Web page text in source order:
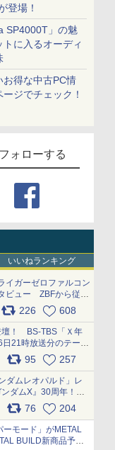
登場！
SP4000T」の魅
トに入るオーディ
お得な中古PC情
ジでチェック！
ォローする
いいねランキング
イガーゼロファルコン
ビュー ZBFから従来
リューム満点のキッ
226 608
壇！ BS-TBS「Ｘ年
21時放送分のテーマ
金」！ pic.x.com/uWyt1uyuFm
95 257
ダムレオパルド」レ
ダムX』30周年！イ
変形機構まで再現し
ト化！
76 204
ーモード」がMETAL
BUILD新商品予告